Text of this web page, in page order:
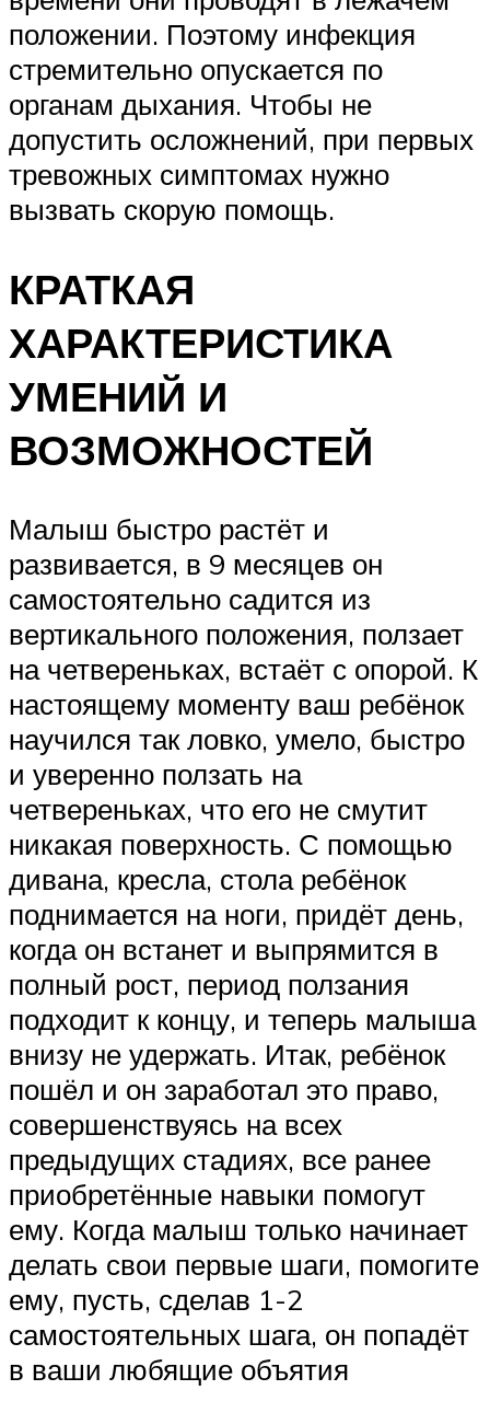
положении. Поэтому инфекция
стремительно опускается по
органам дыхания. Чтобы не
допустить осложнений, при первых
тревожных симптомах нужно
вызвать скорую помощь.
КРАТКАЯ
ХАРАКТЕРИСТИКА
УМЕНИЙ И
ВОЗМОЖНОСТЕЙ
Малыш быстро растёт и
развивается, в 9 месяцев он
самостоятельно садится из
вертикального положения, ползает
на четвереньках, встаёт с опорой. К
настоящему моменту ваш ребёнок
научился так ловко, умело, быстро
и уверенно ползать на
четвереньках, что его не смутит
никакая поверхность. С помощью
дивана, кресла, стола ребёнок
поднимается на ноги, придёт день,
когда он встанет и выпрямится в
полный рост, период ползания
подходит к концу, и теперь малыша
внизу не удержать. Итак, ребёнок
пошёл и он заработал это право,
совершенствуясь на всех
предыдущих стадиях, все ранее
приобретённые навыки помогут
ему. Когда малыш только начинает
делать свои первые шаги, помогите
ему, пусть, сделав 1-2
самостоятельных шага, он попадёт
в ваши любящие объятия